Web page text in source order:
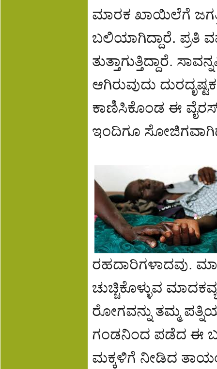
ಮಾರಕ ಖಾಯಿಲೆಗೆ
ಬಲಿಯಾಗಿದ್ದಾರೆ. ಪ್ರತಿ
ತುತ್ತಾಗುತ್ತಿದ್ದಾರೆ.
ಆಗಿರುವುದು
ಕಾಣಿಸಿಕೊಂಡ ಈ ವೈರಸ್
ಇಂದಿಗೂ
ರಹದಾರಿಗಳಾದವು.
ಚುಚ್ಚಿಕೊಳ್ಳುವ
ರೋಗವನ್ನು ತಮ್ಮ
ಗಂಡನಿಂದ ಪಡೆದ ಈ
ಮಕ್ಕಳಿಗೆ ನೀಡಿದ